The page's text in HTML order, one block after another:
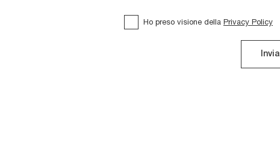
Ho preso visione della Privacy Policy
Invia